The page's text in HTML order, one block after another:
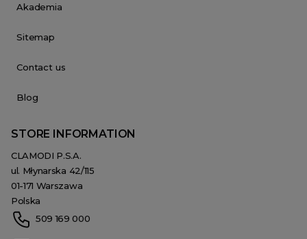
Akademia
Sitemap
Contact us
Blog
STORE INFORMATION
CLAMODI P.S.A.
ul. Młynarska 42/115
01-171 Warszawa
Polska
509 169 000